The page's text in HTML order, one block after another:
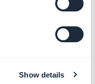
Show details